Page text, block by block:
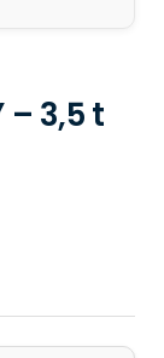
– 3,5 t